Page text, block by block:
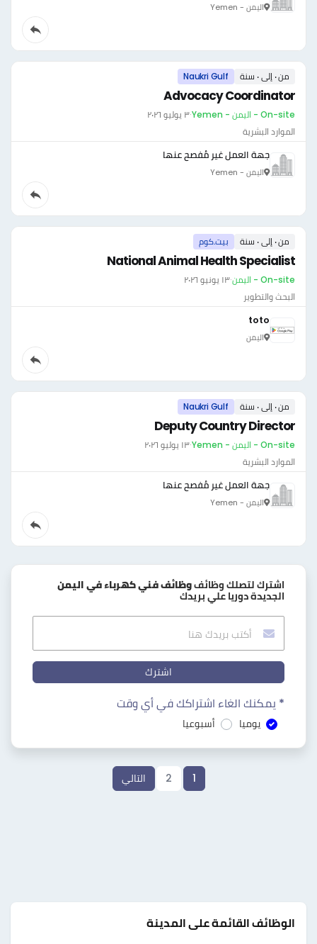
اليمن - Yemen
من ٠ إلى ٠ سنة Naukri Gulf
Advocacy Coordinator
On-site - اليمن - Yemen ·٣ يوليو ٢٠٢٦
الموارد البشرية
جهة العمل غير مُفصح عنها
اليمن - Yemen
من ٠ إلى ٠ سنة بيت.كوم
National Animal Health Specialist
On-site - اليمن ·١٣ يونيو ٢٠٢٦
البحث والتطوير
toto
اليمن
من ٠ إلى ٠ سنة Naukri Gulf
Deputy Country Director
On-site - اليمن - Yemen ·١٣ يوليو ٢٠٢٦
الموارد البشرية
جهة العمل غير مُفصح عنها
اليمن - Yemen
اشترك لتصلك وظائفوظائف فني كهرباء في اليمن
الجديدة دوريا علي بريدك
اشترك
* يمكنك الغاء اشتراكك في أي وقت
يوميا أسبوعيا
1
2 التالي
الوظائف القائمة على المدينة